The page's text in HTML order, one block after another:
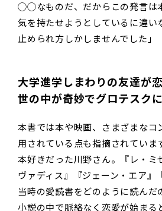
◯◯なものだ、だからこの発言は
気を持たせようとしているに違い
止められ方しかしませんでした」
大学進学しまわりの友達が
世の中が奇妙でグロテスク
本書では本や映画、さまざまなコ
用されている点も指摘されていま
本好きだった川野さん。『レ・ミ
ヴァディス』『ジェーン・エア』
当時の愛読書をどのように読んだ
小説の中で脈絡なく恋愛が始まる